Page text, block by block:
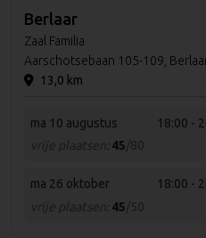
Berlaar
Zaal Familia
Aarschotsebaan 105-109,
13,0 km
ma 10 augustus
18:00 -
vrije plaatsen: 45/80
ma 26 oktober
18:00 -
vrije plaatsen: 45/50